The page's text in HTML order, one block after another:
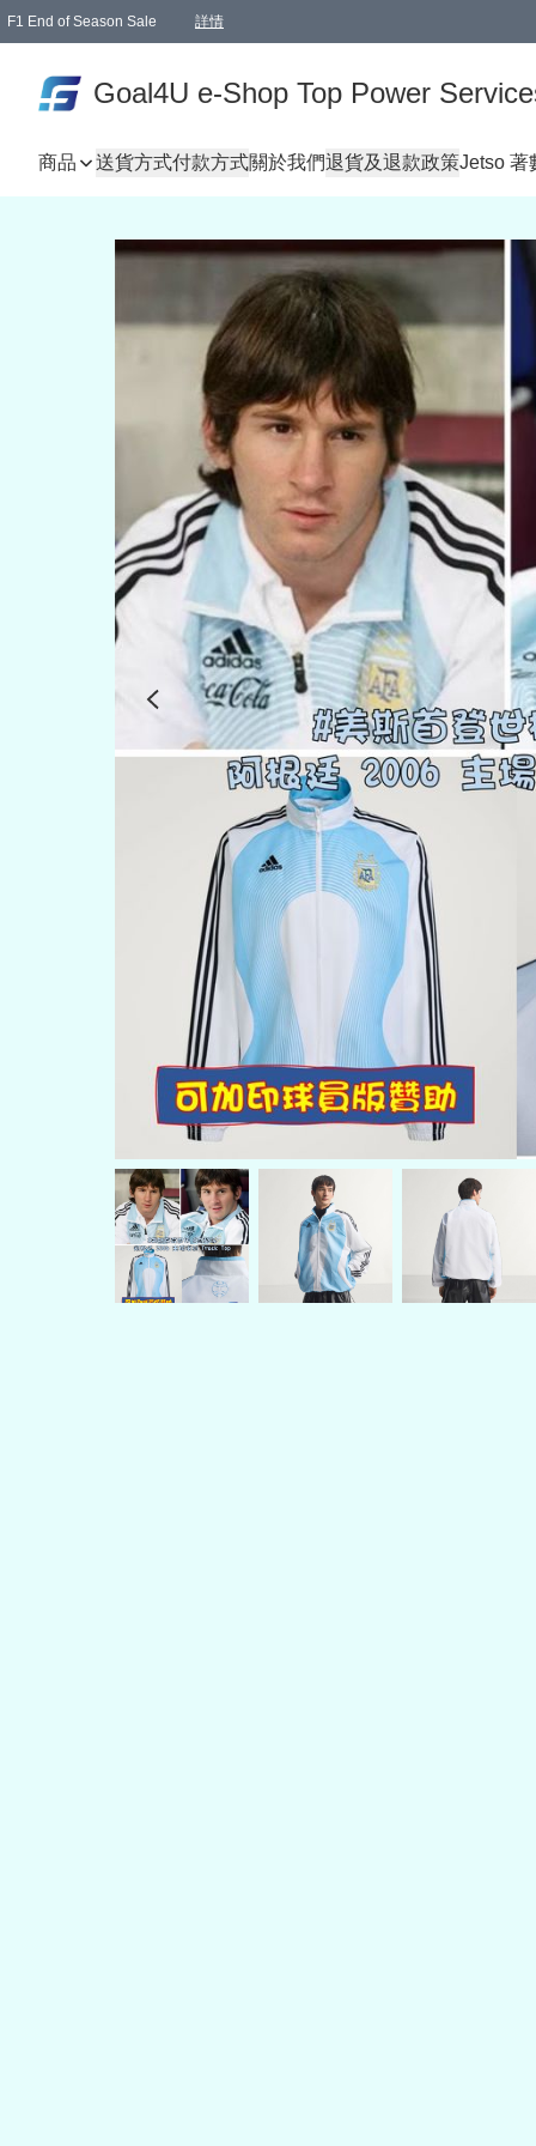
F1 End of Season Sale 詳情
Goal4U e-Shop Top Power
商品 送貨方式付款方式關於我們退貨及退款政策Jetso 著